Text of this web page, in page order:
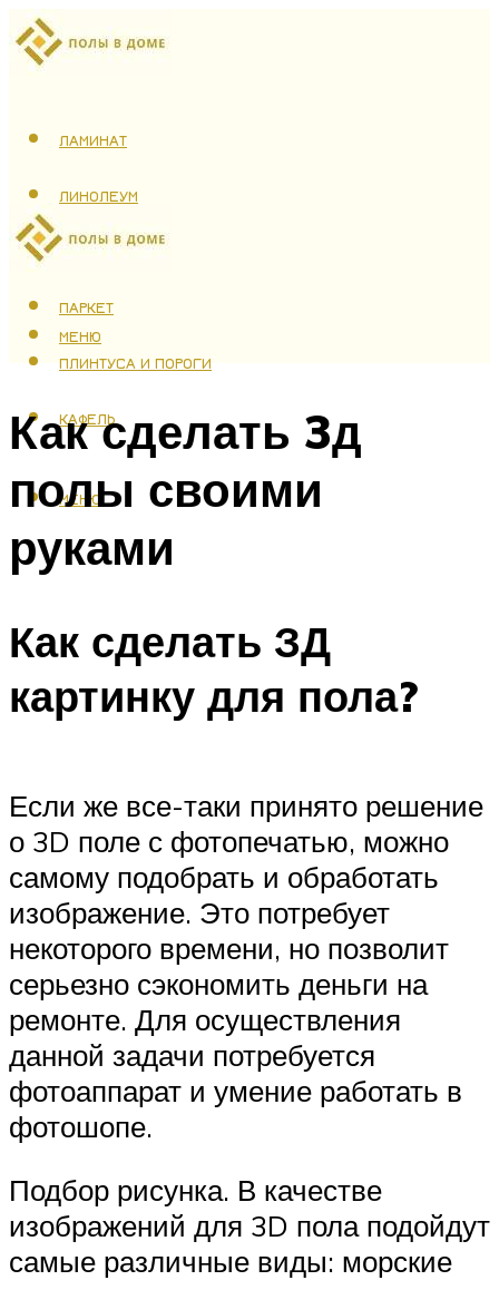
ЛАМИНАТ
ЛИНОЛЕУМ
ТЕПЛЫЙ ПОЛ
ПАРКЕТ
ПЛИНТУСА И ПОРОГИ
КАФЕЛЬ
МЕНЮ
МЕНЮ
Как сделать 3д
полы своими
руками
Как сделать ЗД
картинку для пола?
Если же все-таки принято решение
о 3D поле с фотопечатью, можно
самому подобрать и обработать
изображение. Это потребует
некоторого времени, но позволит
серьезно сэкономить деньги на
ремонте. Для осуществления
данной задачи потребуется
фотоаппарат и умение работать в
фотошопе.
Подбор рисунка. В качестве
изображений для 3D пола подойдут
самые различные виды: морские